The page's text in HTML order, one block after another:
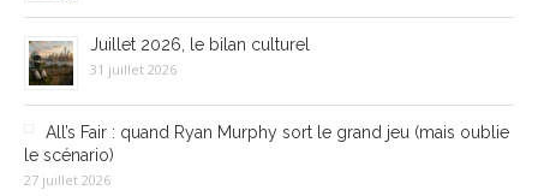
Juillet 2026, le bilan culturel
31 juillet 2026
All’s Fair : quand Ryan Murphy sort le grand jeu (mais oublie
le scénario)
27 juillet 2026